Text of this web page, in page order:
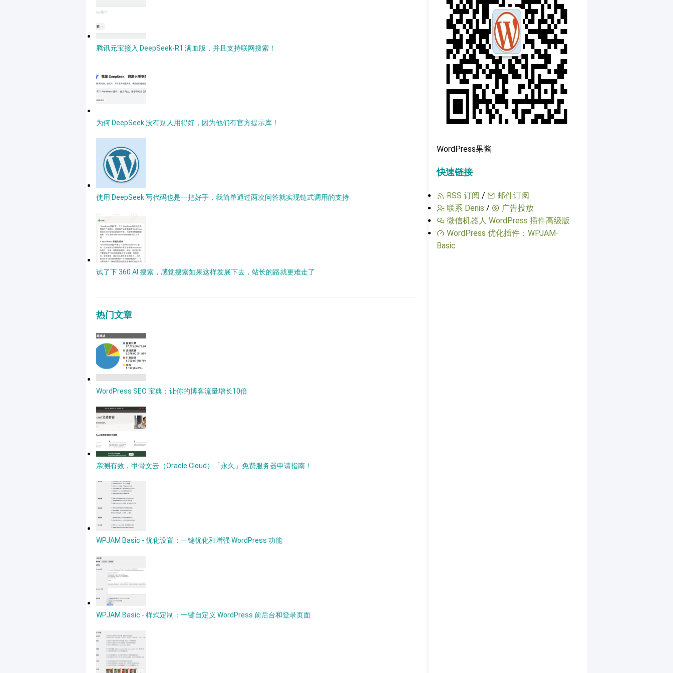
腾讯元宝接入 DeepSeek-R1 满血版，并且支持联网搜索！
为何 DeepSeek 没有别人用得好，因为他们有官方提示库！
使用 DeepSeek 写代码也是一把好手，我简单通过两次问答就实现链式调用的支持
试了下 360 AI 搜索，感觉搜索如果这样发展下去，站长的路就更难走了
热门文章
WordPress SEO 宝典：让你的博客流量增长10倍
亲测有效，甲骨文云（Oracle Cloud）「永久」免费服务器申请指南！
WPJAM Basic - 优化设置：一键优化和增强 WordPress 功能
WPJAM Basic - 样式定制：一键自定义 WordPress 前后台和登录页面
WordPress果酱
快速链接
RSS 订阅 /
邮件订阅
联系 Denis /
广告投放
微信机器人 WordPress 插件高级版
WordPress 优化插件：WPJAM-
Basic